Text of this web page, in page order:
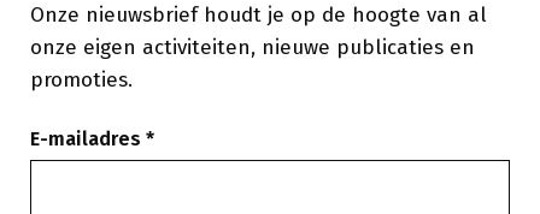
Onze nieuwsbrief houdt je op de hoogte van al
onze eigen activiteiten, nieuwe publicaties en
promoties.
E-mailadres